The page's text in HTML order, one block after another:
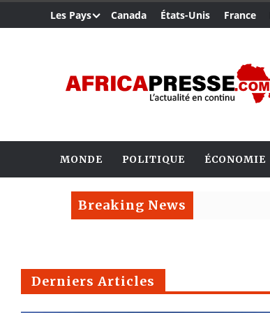
Les Pays Canada États-Unis France
MONDE POLITIQUE ÉCONOMIE
Breaking News
Derniers Articles